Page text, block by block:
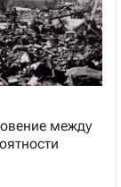
между